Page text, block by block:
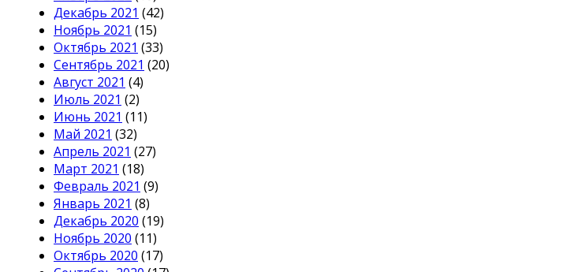
Декабрь 2021 (42)
Ноябрь 2021 (15)
Октябрь 2021 (33)
Сентябрь 2021 (20)
Август 2021 (4)
Июль 2021 (2)
Июнь 2021 (11)
Май 2021 (32)
Апрель 2021 (27)
Март 2021 (18)
Февраль 2021 (9)
Январь 2021 (8)
Декабрь 2020 (19)
Ноябрь 2020 (11)
Октябрь 2020 (17)